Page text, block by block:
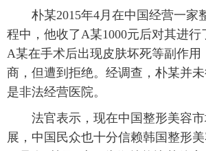
朴某2015年4月在中国经营一家
程中，他收了A某1000元后对其进行
A某在手术后出现皮肤坏死等副作用
商，但遭到拒绝。经调查，朴某并未
是非法经营医院。
法官表示，现在中国整形美容市
展，中国民众也十分信赖韩国整形